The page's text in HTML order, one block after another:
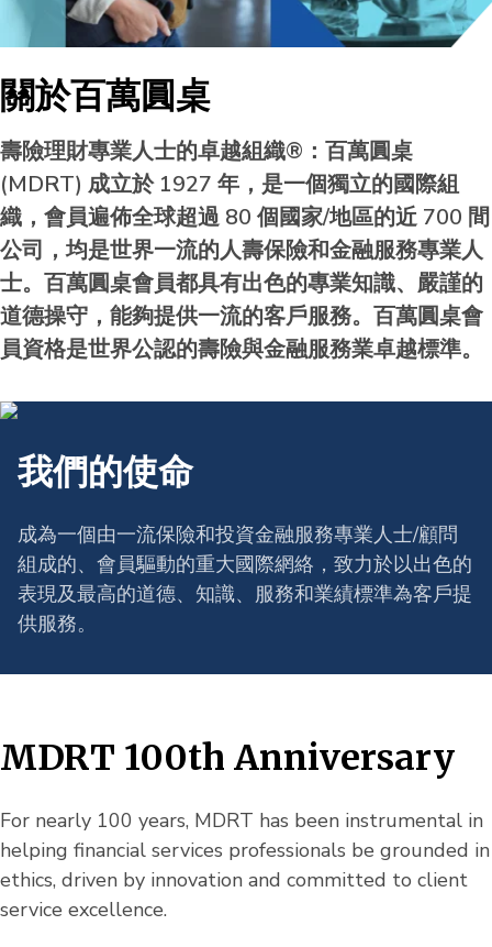
關於百萬圓桌
壽險理財專業人士的卓越組織®：百萬圓桌
(MDRT) 成立於 1927 年，是一個獨立的國際組
織，會員遍佈全球超過 80 個國家/地區的近 700 間
公司，均是世界一流的人壽保險和金融服務專業人
士。百萬圓桌會員都具有出色的專業知識、嚴謹的
道德操守，能夠提供一流的客戶服務。百萬圓桌會
員資格是世界公認的壽險與金融服務業卓越標準。
我們的使命
成為一個由一流保險和投資金融服務專業人士/顧問
組成的、會員驅動的重大國際網絡，致力於以出色的
表現及最高的道德、知識、服務和業績標準為客戶提
供服務。
MDRT 100th Anniversary
For nearly 100 years, MDRT has been instrumental in
helping financial services professionals be grounded in
ethics, driven by innovation and committed to client
service excellence.